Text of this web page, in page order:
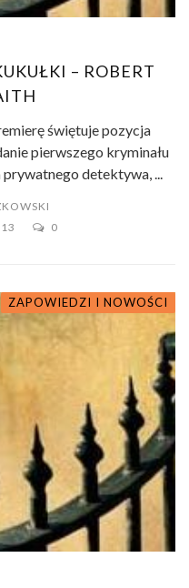
– ROBERT
świętuje pozycja
pierwszego kryminału
detektywa, ...
0
ZAPOWIEDZI I NOWOŚCI